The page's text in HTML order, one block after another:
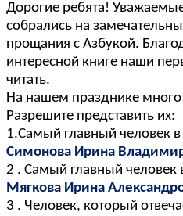
Дорогие ребята!
собрались на
прощания с Азбукой.
интересной книге наши
читать.
На нашем празднике много
Разрешите представить их:
1.Самый главный человек
Симонова Ирина
2 . Самый главный человек
Мягкова Ирина
3 . Человек, который